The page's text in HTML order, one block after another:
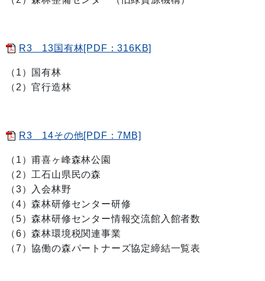
R3 13国有林[PDF：316KB]
（1）国有林
（2）官行造林
R3 14その他[PDF：7MB]
（1）甫喜ヶ峰森林公園
（2）工石山県民の森
（3）入会林野
（4）森林研修センター研修
（5）森林研修センター情報交流館入館者数
（6）森林環境税関連事業
（7）協働の森パートナーズ協定締結一覧表